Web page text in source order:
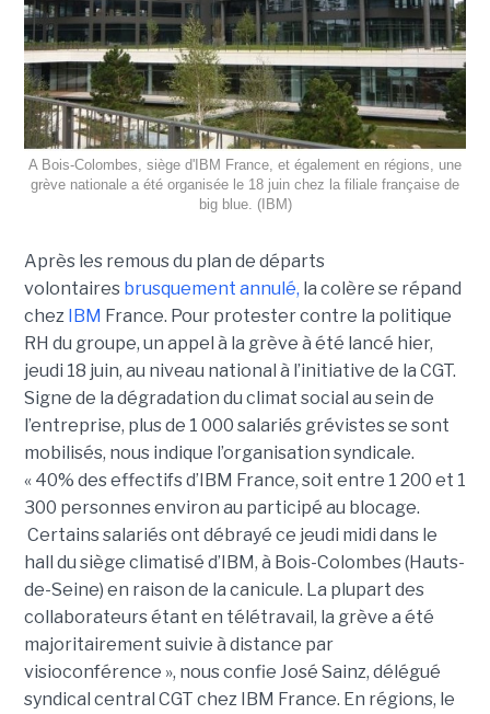
A Bois-Colombes, siège d'IBM France, et également en régions, une
grève nationale a été organisée le 18 juin chez la filiale française de
big blue. (IBM)
Après les remous du plan de départs
volontaires brusquement annulé, la colère se répand
chez IBM France. Pour protester contre la politique
RH du groupe, un appel à la grève à été lancé hier,
jeudi 18 juin, au niveau national à l’initiative de la CGT.
Signe de la dégradation du climat social au sein de
l’entreprise, plus de 1 000 salariés grévistes se sont
mobilisés, nous indique l’organisation syndicale.
« 40% des effectifs d’IBM France, soit entre 1 200 et 1
300 personnes environ au participé au blocage.
Certains salariés ont débrayé ce jeudi midi dans le
hall du siège climatisé d’IBM, à Bois-Colombes (Hauts-
de-Seine) en raison de la canicule. La plupart des
collaborateurs étant en télétravail, la grève a été
majoritairement suivie à distance par
visioconférence », nous confie José Sainz, délégué
syndical central CGT chez IBM France. En régions, le